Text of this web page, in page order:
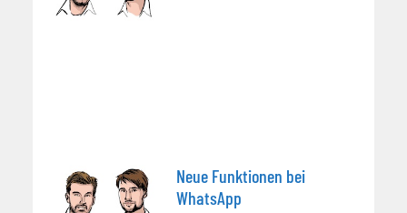
Neue Funktionen bei
WhatsApp